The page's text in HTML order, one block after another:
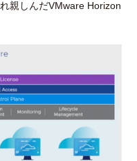
親しんだVMware Horizon